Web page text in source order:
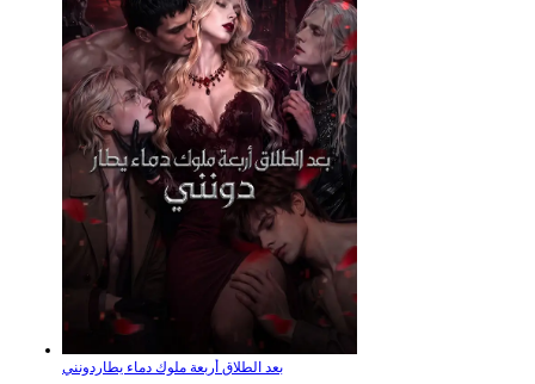
بعد الطلاق أربعة ملوك دماء يطاردونني